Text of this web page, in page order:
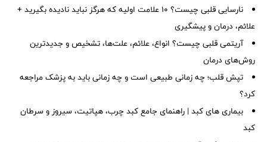
نارسایی قلبی چیست؟ ۱۰ علامت اولیه که هرگز نباید نادیده بگیرید +
علائم، درمان و پیشگیری
آریتمی قلبی چیست؟ انواع، علائم، علت‌ها، تشخیص و جدیدترین
روش‌های درمان
تپش قلب؛ چه زمانی طبیعی است و چه زمانی باید به پزشک مراجعه
کرد؟
بیماری های کبد | راهنمای جامع کبد چرب، هپاتیت، سیروز و سرطان
کبد